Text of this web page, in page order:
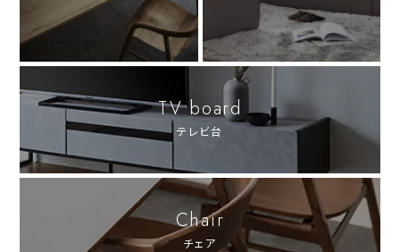
TV board
テレビ台
Chair
チェア